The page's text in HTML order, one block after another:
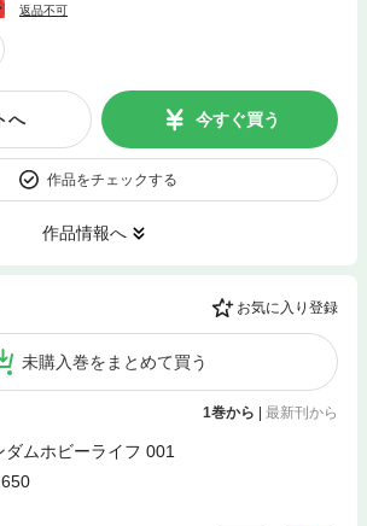
返品不可
へ 今すぐ買う
作品をチェックする
作品情報へ
お気に入り登録
未購入巻をまとめて買う
1巻から | 最新刊から
ダムホビーライフ 001